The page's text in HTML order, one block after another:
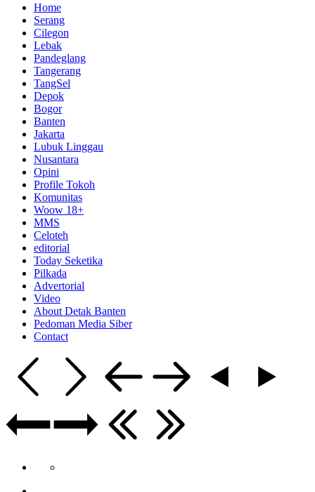
Home
Serang
Cilegon
Lebak
Pandeglang
Tangerang
TangSel
Depok
Bogor
Banten
Jakarta
Lubuk Linggau
Nusantara
Opini
Profile Tokoh
Komunitas
Woow 18+
MMS
Celoteh
editorial
Today Seketika
Pilkada
Advertorial
Video
About Detak Banten
Pedoman Media Siber
Contact